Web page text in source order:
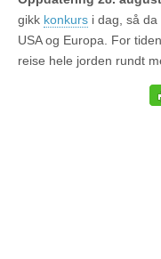
gikk konkurs i dag, så
USA og Europa. For
reise hele jorden rundt